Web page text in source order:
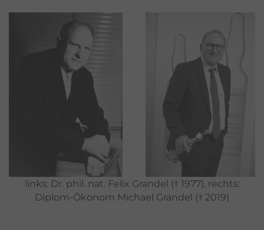
links: Dr. phil. nat. Felix Grandel († 1977), rechts:
Diplom-Ökonom Michael Grandel († 2019)